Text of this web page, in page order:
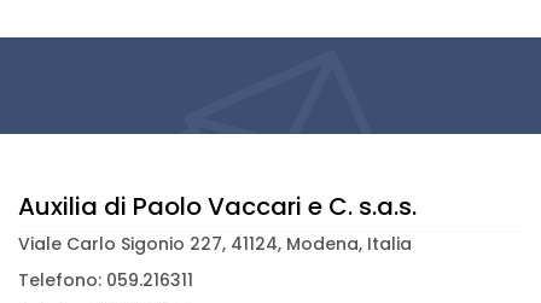
Auxilia di Paolo Vaccari e C. s.a.s.
Viale Carlo Sigonio 227, 41124, Modena, Italia
Telefono: 059.216311